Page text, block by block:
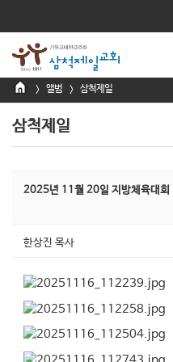
> 앨범 > 삼척제일
삼척제일
2025년 11월 20일 지방체육대회
한상진 목사